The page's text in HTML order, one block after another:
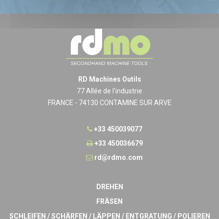
RD Machines Outils
77 Allée de l'industrie
FRANCE - 74130 CONTAMINE SUR ARVE
+33 450039077
+33 450036679
rd@rdmo.com
DREHEN
FRÄSEN
SCHLEIFEN / SCHÄRFEN / LÄPPEN / ENTGRATUNG / POLIEREN